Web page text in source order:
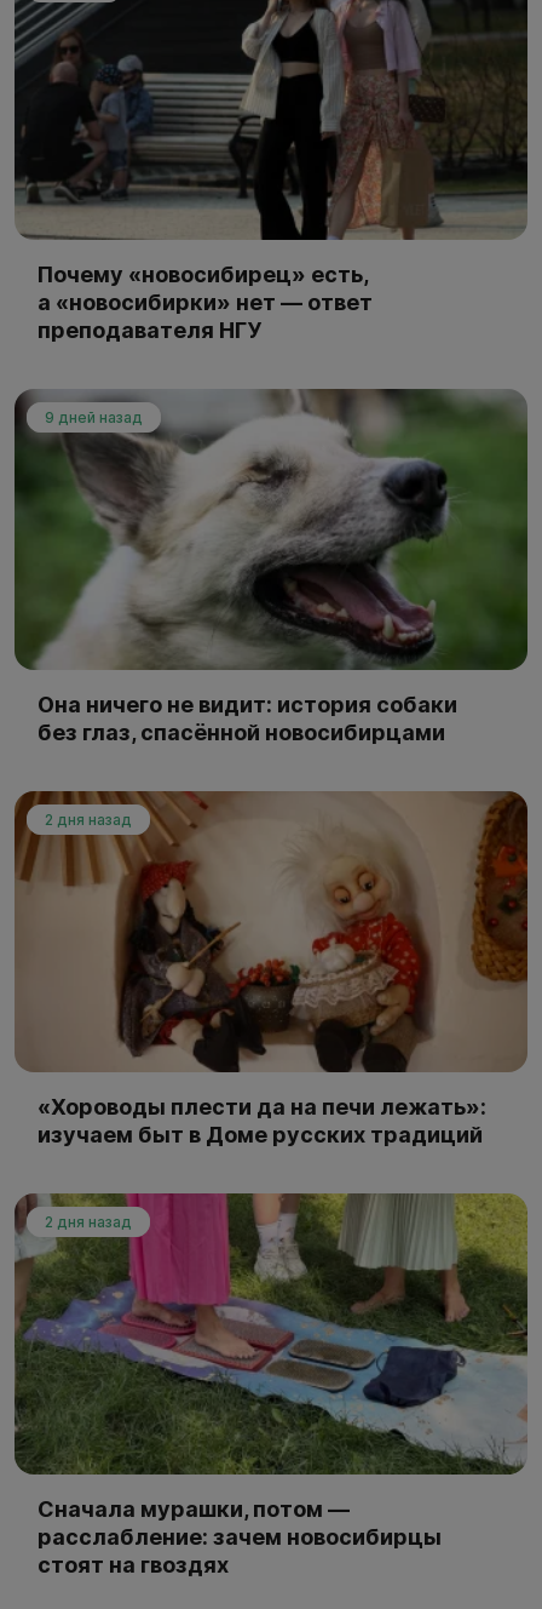
Почему «новосибирец» есть,
а «новосибирки» нет — ответ
преподавателя НГУ
9 дней назад
Она ничего не видит: история собаки
без глаз, спасённой новосибирцами
2 дня назад
«Хороводы плести да на печи лежать»:
изучаем быт в Доме русских традиций
2 дня назад
Сначала мурашки, потом —
расслабление: зачем новосибирцы
стоят на гвоздях